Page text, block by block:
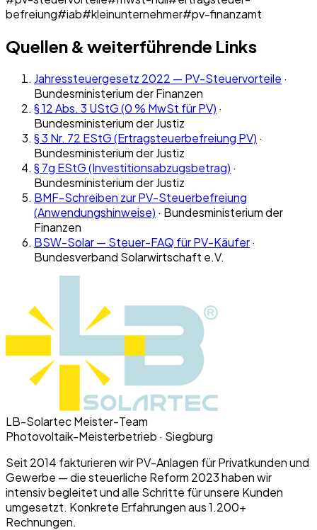
befreiung#iab#kleinunternehmer#pv-finanzamt
Quellen & weiterführende Links
Jahressteuergesetz 2022 — PV-Steuervorteile ·
Bundesministerium der Finanzen
§ 12 Abs. 3 UStG (0 % MwSt für PV) ·
Bundesministerium der Justiz
§ 3 Nr. 72 EStG (Ertragsteuerbefreiung PV) ·
Bundesministerium der Justiz
§ 7g EStG (Investitionsabzugsbetrag) ·
Bundesministerium der Justiz
BMF-Schreiben zur PV-Steuerbefreiung
(Anwendungshinweise) · Bundesministerium der
Finanzen
BSW-Solar — Steuer-FAQ für PV-Käufer·
Bundesverband Solarwirtschaft e.V.
LB-Solartec Meister-Team
Photovoltaik-Meisterbetrieb · Siegburg
Seit 2014 fakturieren wir PV-Anlagen für Privatkunden und
Gewerbe — die steuerliche Reform 2023 haben wir
intensiv begleitet und alle Schritte für unsere Kunden
umgesetzt. Konkrete Erfahrungen aus 1.200+
Rechnungen.